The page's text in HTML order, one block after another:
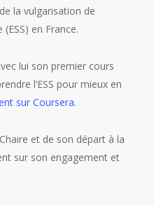
la vulgarisation de
en France.
lui son premier cours
l’ESS pour mieux en
sur Coursera.
et de son départ à la
sur son engagement et